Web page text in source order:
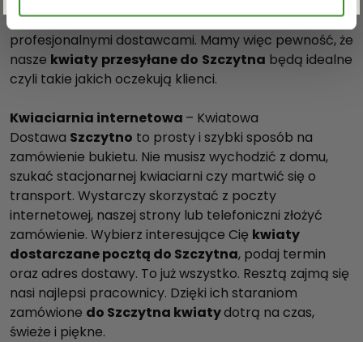
współpracę jedynie z kompetentnymi i
profesjonalnymi dostawcami. Mamy więc pewność, że
nasze kwiaty przesyłane do Szczytna będą idealne
czyli takie jakich oczekują klienci.
Kwiaciarnia internetowa – Kwiatowa
Dostawa Szczytno to prosty i szybki sposób na
zamówienie bukietu. Nie musisz wychodzić z domu,
szukać stacjonarnej kwiaciarni czy martwić się o
transport. Wystarczy skorzystać z poczty
internetowej, naszej strony lub telefoniczni złożyć
zamówienie. Wybierz interesujące Cię kwiaty
dostarczane pocztą do Szczytna, podaj termin
oraz adres dostawy. To już wszystko. Resztą zajmą się
nasi najlepsi pracownicy. Dzięki ich staraniom
zamówione do Szczytna kwiatydotrą na czas,
świeże i piękne.